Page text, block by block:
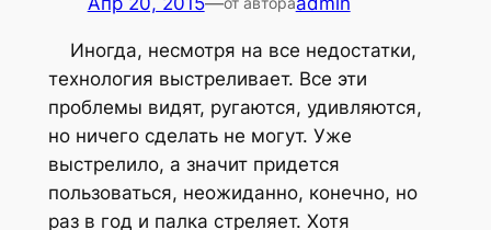
Иногда, несмотря на все недостатки,
технология выстреливает. Все эти
проблемы видят, ругаются, удивляются,
но ничего сделать не могут. Уже
выстрелило, а значит придется
пользоваться, неожиданно, конечно, но
раз в год и палка стреляет. Хотя